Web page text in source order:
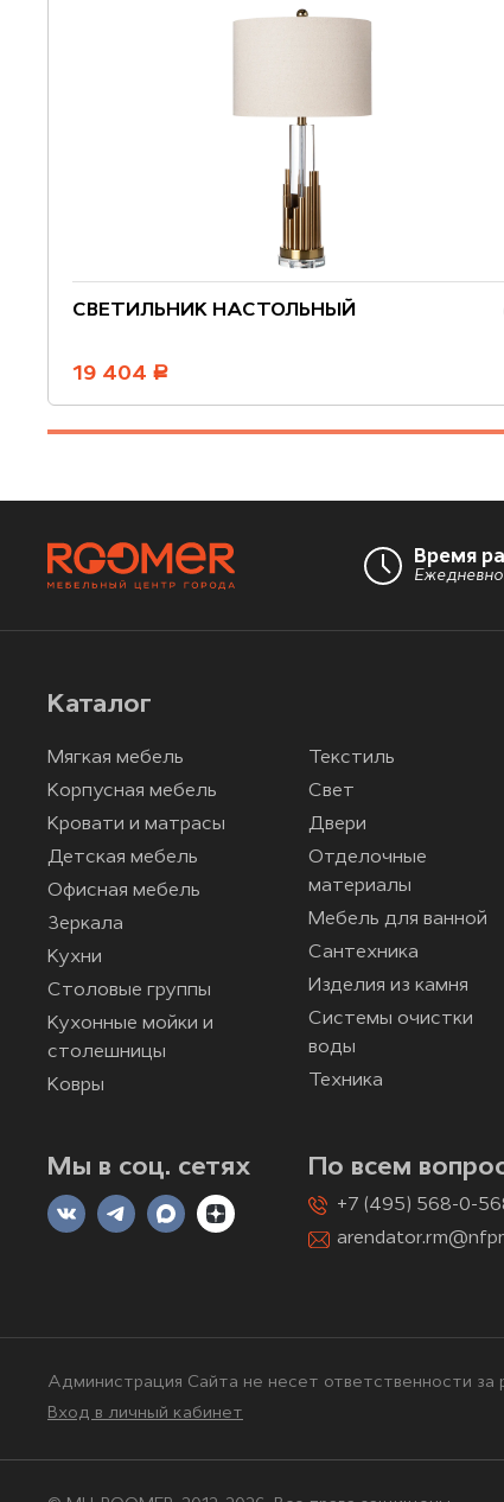
СВЕТИЛЬНИК НАСТОЛЬНЫЙ
19 404 руб.
Время
Ежедневно
Каталог
Мягкая мебель
Корпусная мебель
Кровати и матрасы
Детская мебель
Офисная мебель
Зеркала
Кухни
Столовые группы
Кухонные мойки и
столешницы
Ковры
Текстиль
Свет
Двери
Отделочные
материалы
Мебель для ванной
Сантехника
Изделия из камня
Системы очистки
воды
Техника
Мы в соц. сетях По всем
+7 (495) 568-0-
Администрация Сайта не несет ответственности
Вход в личный кабинет